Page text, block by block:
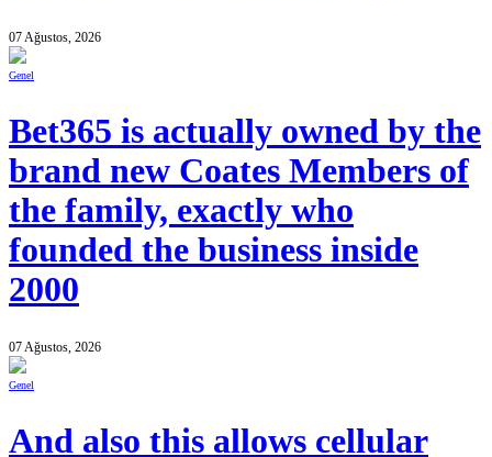
07 Ağustos, 2026
Genel
Bet365 is actually owned by the
brand new Coates Members of
the family, exactly who
founded the business inside
2000
07 Ağustos, 2026
Genel
And also this allows cellular